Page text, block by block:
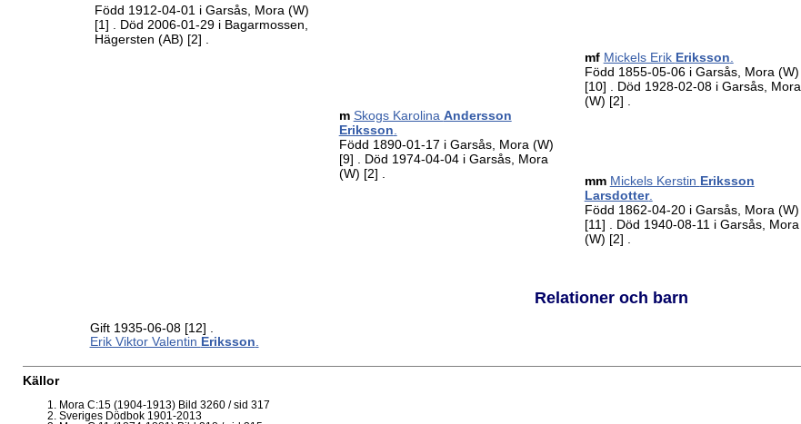
Född 1912-04-01 i Garsås, Mora (W)
[1]
. Död 2006-01-29 i Bagarmossen,
Hägersten (AB) [2]
m Skogs Karolina Andersson
Eriksson
Född 1890-01-17 i Garsås, Mora (W)
[9]
. Död 1974-04-04 i Garsås, Mora
(W) [2]
mf Mickels Erik Eriksson
Född 1855-05-06 i Garsås, Mora (W)
[10]
. Död 1928-02-08 i Garsås, Mora
(W) [2]
mm Mickels Kerstin Eriksson
Larsdotter.
Född 1862-04-20 i Garsås, Mora (W)
[11]
. Död 1940-08-11 i Garsås, Mora
(W) [2]
Relationer och barn
Gift 1935-06-08 [12] .
Erik Viktor Valentin Eriksson.
Källor
Mora C:15 (1904-1913) Bild 3260 / sid 317
Sveriges Dödbok 1901-2013